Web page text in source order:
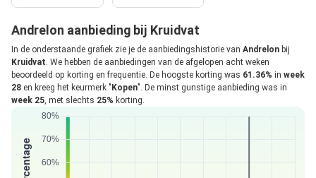
Andrelon aanbieding bij Kruidvat
In de onderstaande grafiek zie je de aanbiedingshistorie van Andrelon bij
Kruidvat. We hebben de aanbiedingen van de afgelopen acht weken
beoordeeld op korting en frequentie. De hoogste korting was 61.36% in week
28 en kreeg het keurmerk " Kopen". De minst gunstige aanbieding was in
week 25, met slechts 25% korting.